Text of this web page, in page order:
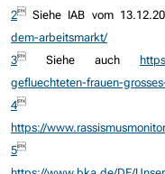
2 Siehe IAB vom
dem-arbeitsmarkt/
3 Siehe auch
gefluechteten-frauen-
4
https://
5